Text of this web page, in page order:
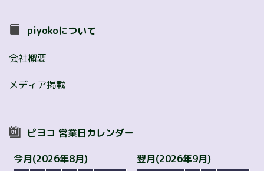
piyokoについて
会社概要
メディア掲載
ピヨコ 営業日カレンダー
今月(2026年8月)
翌月(2026年9月)